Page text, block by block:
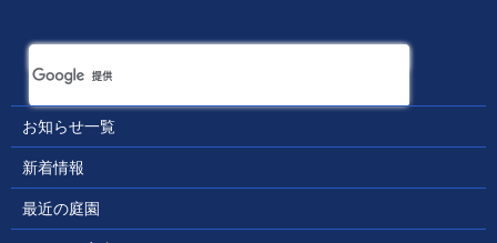
お知らせ一覧
新着情報
最近の庭園